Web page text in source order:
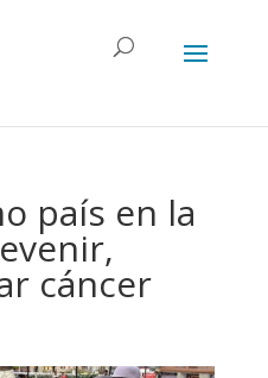
país en la
cáncer